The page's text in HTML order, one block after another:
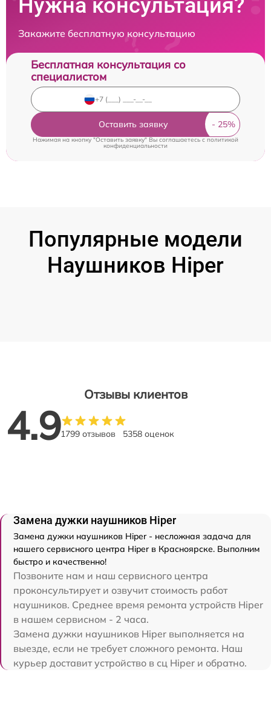
Нужна консультация?
Закажите бесплатную консультацию
Бесплатная консультация со
специалистом
Оставить заявку
Нажимая на кнопку "Оставить заявку" Вы соглашаетесь cполитикой
конфиденциальности
Популярные модели
Наушников Hiper
Отзывы клиентов
4.91799 отзывов 5358 оценок
Замена дужки наушников Hiper
Замена дужки наушников Hiper - несложная задача для
нашего сервисного центра Hiper в Красноярске. Выполним
быстро и качественно!
Позвоните нам и наш сервисного центра
проконсультирует и озвучит стоимость работ
наушников. Среднее время ремонта устройств Hiper
в нашем сервисном - 2 часа.
Замена дужки наушников Hiper выполняется на
выезде, если не требует сложного ремонта. Наш
курьер доставит устройство в сц Hiper и обратно.